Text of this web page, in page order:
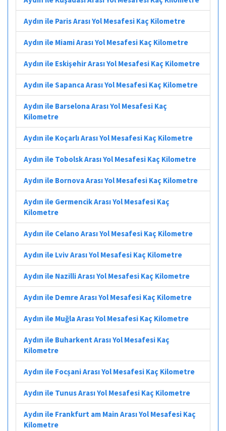
Aydın ile Paris Arası Yol Mesafesi Kaç Kilometre
Aydın ile Miami Arası Yol Mesafesi Kaç Kilometre
Aydın ile Eskişehir Arası Yol Mesafesi Kaç Kilometre
Aydın ile Sapanca Arası Yol Mesafesi Kaç Kilometre
Aydın ile Barselona Arası Yol Mesafesi Kaç
Kilometre
Aydın ile Koçarlı Arası Yol Mesafesi Kaç Kilometre
Aydın ile Tobolsk Arası Yol Mesafesi Kaç Kilometre
Aydın ile Bornova Arası Yol Mesafesi Kaç Kilometre
Aydın ile Germencik Arası Yol Mesafesi Kaç
Kilometre
Aydın ile Celano Arası Yol Mesafesi Kaç Kilometre
Aydın ile Lviv Arası Yol Mesafesi Kaç Kilometre
Aydın ile Nazilli Arası Yol Mesafesi Kaç Kilometre
Aydın ile Demre Arası Yol Mesafesi Kaç Kilometre
Aydın ile Muğla Arası Yol Mesafesi Kaç Kilometre
Aydın ile Buharkent Arası Yol Mesafesi Kaç
Kilometre
Aydın ile Focșani Arası Yol Mesafesi Kaç Kilometre
Aydın ile Tunus Arası Yol Mesafesi Kaç Kilometre
Aydın ile Frankfurt am Main Arası Yol Mesafesi Kaç
Kilometre